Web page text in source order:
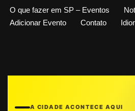
O que fazer em SP – Eventos
Adicionar Evento
Contato
A CIDADE ACONTECE AQUI